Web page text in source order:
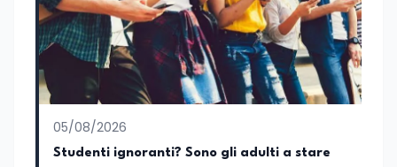
giornalistiche, distinguendosi per la
capacità di interpretare la cultura come
motore di cambiamento sociale e
organizzativo.
05/08/2026
Studenti ignoranti? Sono gli adulti a stare